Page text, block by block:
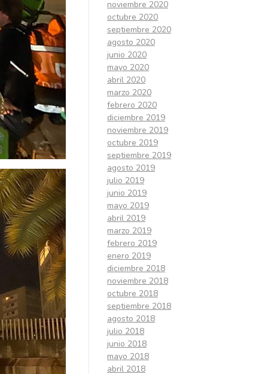
noviembre 2020
octubre 2020
septiembre 2020
agosto 2020
junio 2020
mayo 2020
abril 2020
marzo 2020
febrero 2020
diciembre 2019
noviembre 2019
octubre 2019
septiembre 2019
agosto 2019
julio 2019
junio 2019
mayo 2019
abril 2019
marzo 2019
febrero 2019
enero 2019
diciembre 2018
noviembre 2018
octubre 2018
septiembre 2018
agosto 2018
julio 2018
junio 2018
mayo 2018
abril 2018